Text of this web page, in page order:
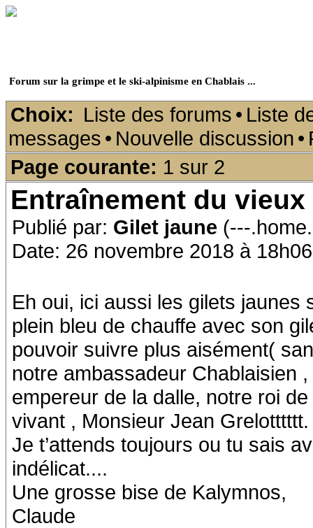
Forum sur la grimpe et le ski-alpinisme en Chablais ...
Choix: Liste des forums • Liste
messages • Nouvelle discussion •
Page courante: 1 sur 2
Entraînement du vieux
Publié par: Gilet jaune (---
Date: 26 novembre 2018 à 18h06
Eh oui, ici aussi les gilets
plein bleu de chauffe avec son
pouvoir suivre plus aisément(
notre ambassadeur Chablaisien
empereur de la dalle, notre roi
vivant , Monsieur Jean Grelotttttt.
Je t’attends toujours ou tu sais
indélicat....
Une grosse bise de Kalymnos,
Claude